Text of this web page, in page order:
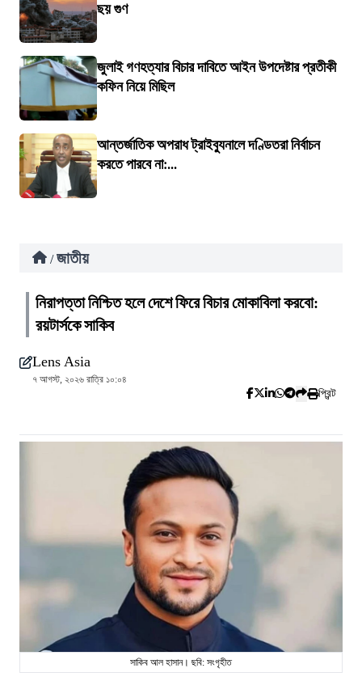
ছয় গুণ
জুলাই গণহত্যার বিচার দাবিতে আইন উপদেষ্টার প্রতীকী
কফিন নিয়ে মিছিল
আন্তর্জাতিক অপরাধ ট্রাইব্যুনালে দণ্ডিতরা নির্বাচন
করতে পারবে না:...
/ জাতীয়
নিরাপত্তা নিশ্চিত হলে দেশে ফিরে বিচার মোকাবিলা করবো:
রয়টার্সকে সাকিব
Lens Asia
৭ আগস্ট, ২০২৬ রাত্রি ১০:০৪
প্রিন্ট
সাকিব আল হাসান। ছবি: সংগৃহীত